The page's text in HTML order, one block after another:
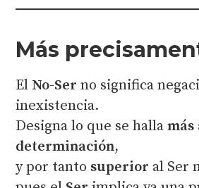
Más
El No-Ser no significa
inexistencia.
Designa lo que se hallamás
determinación,
y por tanto superior al Ser